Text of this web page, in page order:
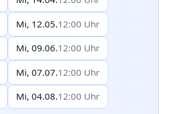
Mi, 12.05.12:00 Uhr
Mi, 09.06.12:00 Uhr
Mi, 07.07.12:00 Uhr
Mi, 04.08.12:00 Uhr